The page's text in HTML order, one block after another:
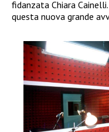
fidanzata Chiara
questa nuova grande